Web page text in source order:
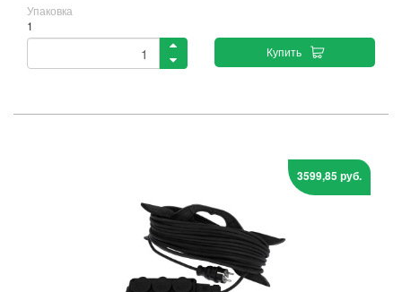
Упаковка
1
Купить
3599,85 руб.